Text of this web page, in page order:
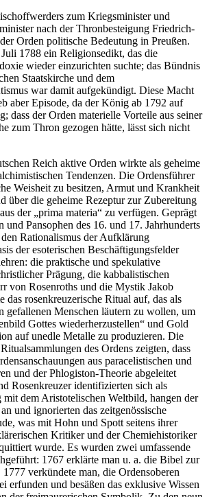
zum Kriegsminister und
nach der Thronbesteigung Friedrich-
Orden politische Bedeutung in Preußen.
1788 ein Religionsedikt, das die
wieder einzurichten suchte; das Bündnis
Staatskirche und dem
war damit aufgekündigt. Diese Macht
aber Episode, da der König ab 1792 auf
dass der Orden materielle Vorteile aus seiner
zum Thron gezogen hätte, lässt sich nicht
Reich aktive Orden wirkte als geheime
Tendenzen. Die Ordensführer
Weisheit zu besitzen, Armut und Krankheit
über die geheime Rezeptur zur Zubereitung
der „prima materia“ zu verfügen. Geprägt
und Pansophen des 16. und 17. Jahrhunderts
Rationalismus der Aufklärung
der esoterischen Beschäftigungsfelder
die praktische und spekulative
Prägung, die kabbalistischen
von Rosenroths und die Mystik Jakob
das rosenkreuzerische Ritual auf, das als
gefallenen Menschen läutern zu wollen, um
Gottes wiederherzustellen“ und Gold
auf unedle Metalle zu produzieren. Die
des Ordens zeigten, dass
aus paracelistischen und
und der Phlogiston-Theorie abgeleitet
Rosenkreuzer identifizierten sich als
dem Aristotelischen Weltbild, hangen der
und ignorierten das zeitgenössische
was mit Hohn und Spott seitens ihrer
Kritiker und der Chemiehistoriker
wurde. Es wurden zwei umfassende
1767 erklärte man u. a. die Bibel zur
verkündete man, die Ordensoberen
erfunden und besäßen das exklusive Wissen